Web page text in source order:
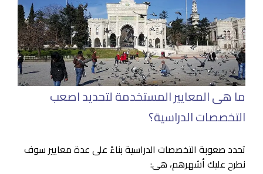
ما هى المعايير المستخدمة لتحديد اصعب
التخصصات الدراسية؟
تحدد صعوبة التخصصات الدراسية بناءً على عدة معايير سوف
نطرح عليك أشهرهم، هى: